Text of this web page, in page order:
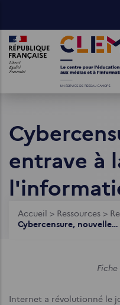
contenu
principal
Images Images
entrave à
Fil
Accueil > Ressources >
Cybercensure, nouvelle entrave à la liberté de l'information
Internet a révolutionné le